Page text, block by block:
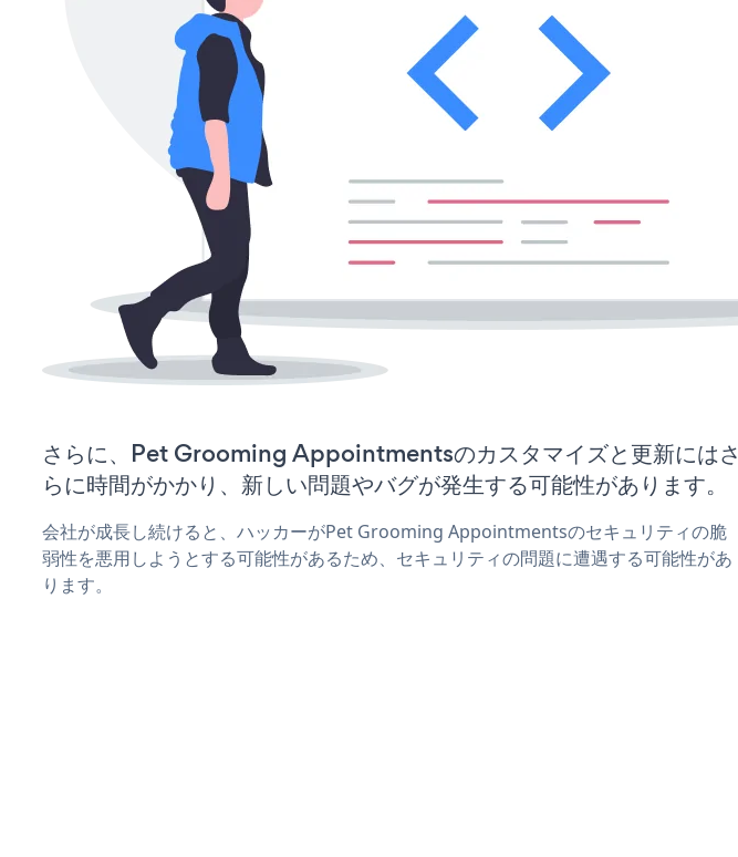
さらに、Pet Grooming Appointmentsのカスタマイズと更新にはさ
らに時間がかかり、新しい問題やバグが発生する可能性があります。
会社が成長し続けると、ハッカーがPet Grooming Appointmentsのセキュリティの脆
弱性を悪用しようとする可能性があるため、セキュリティの問題に遭遇する可能性があ
ります。